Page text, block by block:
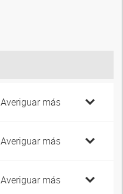
Averiguar más
Averiguar más
Averiguar más